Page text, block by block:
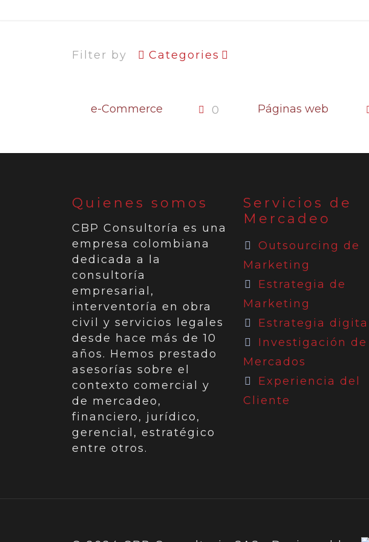
Filter by Categories
e-Commerce 0 Páginas web
Quienes somos
CBP Consultoría es una
empresa colombiana
dedicada a la
consultoría
empresarial,
interventoría en obra
civil y servicios legales
desde hace más de 10
años. Hemos prestado
asesorías sobre el
contexto comercial y
de mercadeo,
financiero, jurídico,
gerencial, estratégico
entre otros.
Servicios de
Mercadeo
Outsourcing de
Marketing
Estrategia de
Marketing
Estrategia digital
Investigación de
Mercados
Experiencia del
Cliente